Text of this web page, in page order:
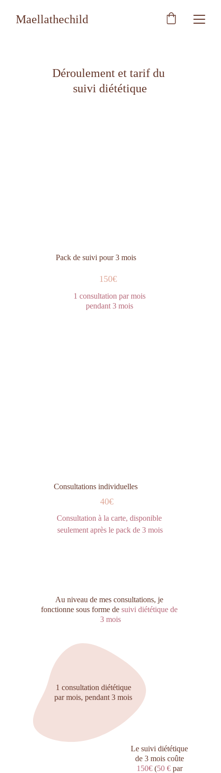
Maellathechild
Pack de suivi pour 3 mois
150€
1 consultation par mois
pendant 3 mois
Consultations individuelles
40€
Consultation à la carte, disponible
seulement après le pack de 3 mois
Déroulement et tarif du
suivi diététique
Au niveau de mes consultations, je
fonctionne sous forme de suivi diététique de
3 mois
1 consultation diététique
par mois, pendant 3 mois
Le suivi diététique
de 3 mois coûte
150€ (50 € par